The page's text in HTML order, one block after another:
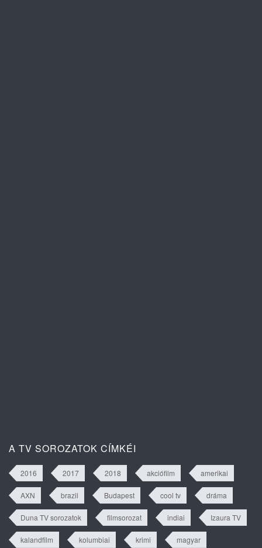
A TV SOROZATOK CÍMKÉI
2016 2017 2018 akciófilm amerikai
AXN brazil Budapest cool tv dráma
Duna TV sorozatok filmsorozat indiai Izaura TV
kalandfilm kolumbiai krimi magyar